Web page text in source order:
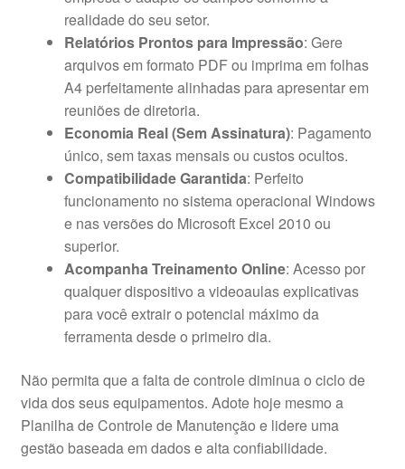
realidade do seu setor.
Relatórios Prontos para Impressão: Gere
arquivos em formato PDF ou imprima em folhas
A4 perfeitamente alinhadas para apresentar em
reuniões de diretoria.
Economia Real (Sem Assinatura): Pagamento
único, sem taxas mensais ou custos ocultos.
Compatibilidade Garantida: Perfeito
funcionamento no sistema operacional Windows
e nas versões do Microsoft Excel 2010 ou
superior.
Acompanha Treinamento Online: Acesso por
qualquer dispositivo a videoaulas explicativas
para você extrair o potencial máximo da
ferramenta desde o primeiro dia.
Não permita que a falta de controle diminua o ciclo de
vida dos seus equipamentos. Adote hoje mesmo a
Planilha de Controle de Manutenção e lidere uma
gestão baseada em dados e alta confiabilidade.